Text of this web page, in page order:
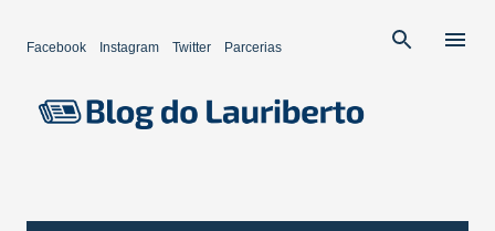
Facebook Instagram Twitter Parcerias